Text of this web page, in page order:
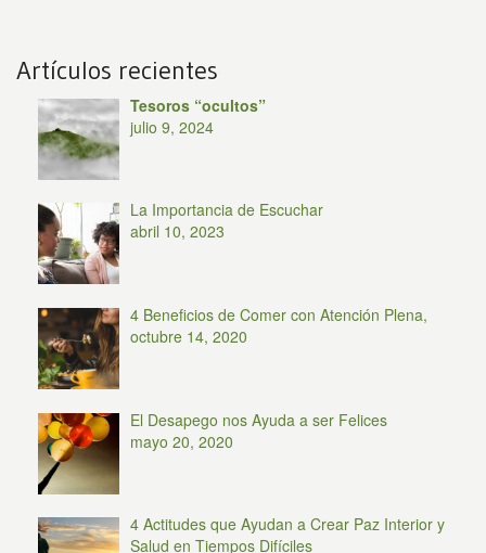
Artículos recientes
Tesoros “ocultos”
julio 9, 2024
La Importancia de Escuchar
abril 10, 2023
4 Beneficios de Comer con Atención Plena,
octubre 14, 2020
El Desapego nos Ayuda a ser Felices
mayo 20, 2020
4 Actitudes que Ayudan a Crear Paz Interior y
Salud en Tiempos Difíciles